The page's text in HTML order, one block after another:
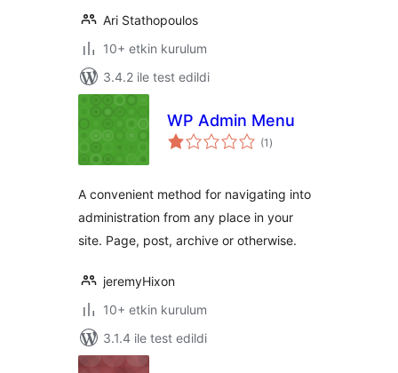
Ari Stathopoulos
10+ etkin kurulum
3.4.2 ile test edildi
WP Admin Menu
(1 toplam
puan
)
A convenient method for navigating into
administration from any place in your
site. Page, post, archive or otherwise.
jeremyHixon
10+ etkin kurulum
3.1.4 ile test edildi